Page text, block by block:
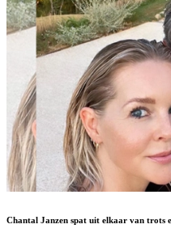
Chantal Janzen spat uit elkaar van trots